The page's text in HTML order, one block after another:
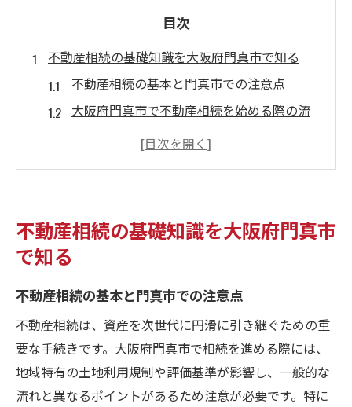
目次
不動産相続の基礎知識を大阪府門真市で知る
不動産相続の基本と門真市での注意点
大阪府門真市で不動産相続を始める際の流
き
相続税申告に迷わないための実践ノウハウ
不動産相続における申告手続きの具体的手
相続税申告で不動産相続の誤りを防ぐ方法
不動産相続時に知っておきたい控除と特例
門真市での相続税申告に役立つ実践ポイン
不動産相続の基礎知識を大阪府門真市
で知る
不動産相続の基本と門真市での注意点
不動産相続は、資産を次世代に円滑に引き継ぐための重
要な手続きです。大阪府門真市で相続を進める際には、
地域特有の土地利用規制や評価基準が影響し、一般的な
流れと異なるポイントがあるため注意が必要です。特に